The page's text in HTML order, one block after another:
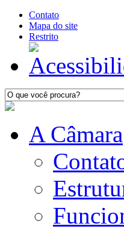
Contato
Mapa do site
Restrito
A Câmara